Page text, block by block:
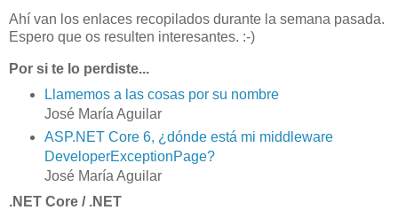
Ahí van los enlaces recopilados durante la semana pasada.
Espero que os resulten interesantes. :-)
Por si te lo perdiste...
Llamemos a las cosas por su nombre
José María Aguilar
ASP.NET Core 6, ¿dónde está mi middleware
DeveloperExceptionPage?
José María Aguilar
.NET Core / .NET